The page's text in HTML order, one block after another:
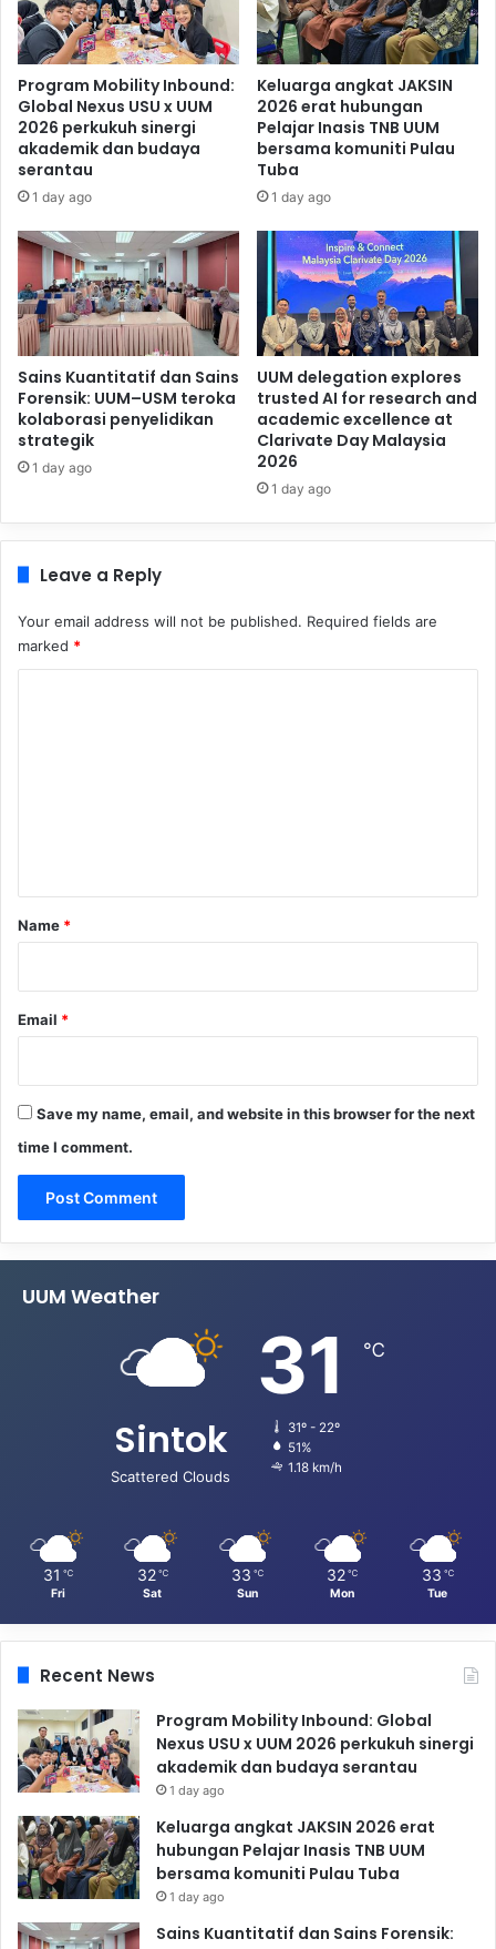
Program Mobility Inbound:
Global Nexus USU x UUM
2026 perkukuh sinergi
akademik dan budaya
serantau
1 day ago
Keluarga angkat JAKSIN
2026 erat hubungan
Pelajar Inasis TNB UUM
bersama komuniti Pulau
Tuba
1 day ago
Sains Kuantitatif dan Sains
Forensik: UUM–USM teroka
kolaborasi penyelidikan
strategik
1 day ago
UUM delegation explores
trusted AI for research and
academic excellence at
Clarivate Day Malaysia
2026
1 day ago
Leave a Reply
Your email address will not be published. Required fields are
marked *
*
Name *
Email *
Save my name, email, and website in this browser for the next
time I comment.
UUM Weather
Sintok
Scattered Clouds
31 ℃
31º - 22º
51%
1.18 km/h
31 ℃
Fri
32 ℃
Sat
33 ℃
Sun
32 ℃
Mon
33 ℃
Tue
Recent News
Program Mobility Inbound: Global
Nexus USU x UUM 2026 perkukuh sinergi
akademik dan budaya serantau
1 day ago
Keluarga angkat JAKSIN 2026 erat
hubungan Pelajar Inasis TNB UUM
bersama komuniti Pulau Tuba
1 day ago
Sains Kuantitatif dan Sains Forensik: